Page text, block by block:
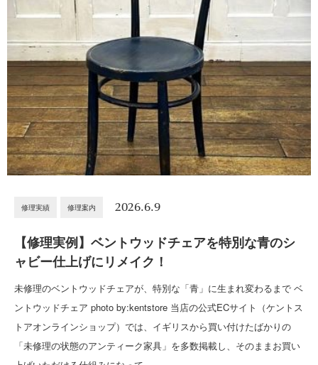
修理実績 修理案内 2026.6.9
【修理実例】ベントウッドチェアを特別な青のシ
ャビー仕上げにリメイク！
未修理のベントウッドチェアが、特別な「青」に生まれ変わるまで ベ
ントウッドチェア photo by:kentstore 当店の公式ECサイト（ケントス
トアオンラインショップ）では、イギリスから買い付けたばかりの
「未修理の状態のアンティーク家具」を多数掲載し、そのままお買い